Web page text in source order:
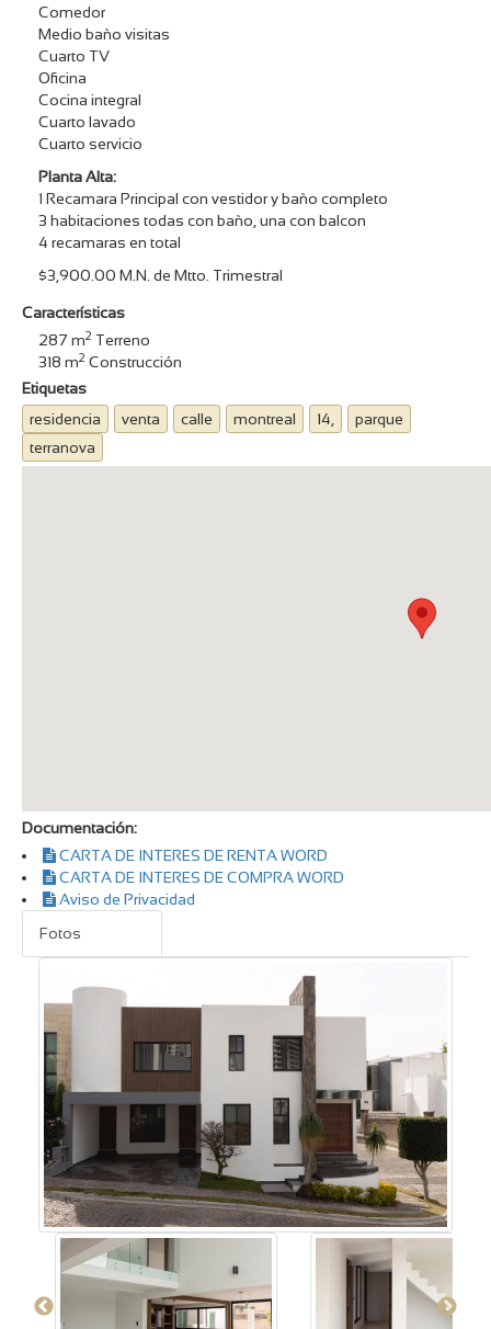
Comedor
Medio baño visitas
Cuarto TV
Oficina
Cocina integral
Cuarto lavado
Cuarto servicio
Planta Alta:
1 Recamara Principal con vestidor y baño completo
3 habitaciones todas con baño, una con balcon
4 recamaras en total
$3,900.00 M.N. de Mtto. Trimestral
Características
287 m2 Terreno
318 m2 Construcción
Etiquetas
residencia
venta calle montreal 14,
parque
terranova
Documentación:
CARTA DE INTERES DE RENTA WORD
CARTA DE INTERES DE COMPRA WORD
Aviso de Privacidad
Fotos